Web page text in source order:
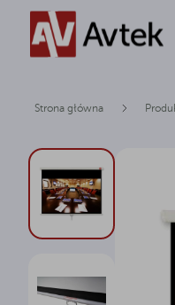
Strona główna